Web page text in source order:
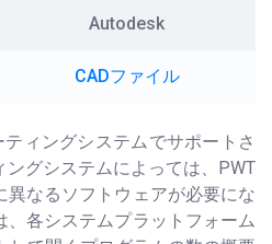
Autodesk
CADファイル
ィングシステムでサポートさ
グシステムによっては、PWT
異なるソフトウェアが必要にな
、各システムプラットフォーム